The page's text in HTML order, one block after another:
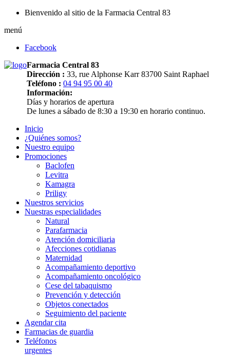
Bienvenido al sitio de la Farmacia Central 83
menú
Facebook
Farmacia Central 83
Dirección : 33, rue Alphonse Karr 83700 Saint Raphael
Teléfono : 04 94 95 00 40
Información:
Días y horarios de apertura
De lunes a sábado de 8:30 a 19:30 en horario continuo.
Inicio
¿Quiénes somos?
Nuestro equipo
Promociones
Baclofen
Levitra
Kamagra
Priligy
Nuestros servicios
Nuestras especialidades
Natural
Parafarmacia
Atención domiciliaria
Afecciones cotidianas
Maternidad
Acompañamiento deportivo
Acompañamiento oncológico
Cese del tabaquismo
Prevención y detección
Objetos conectados
Seguimiento del paciente
Agendar cita
Farmacias de guardia
Teléfonos
urgentes